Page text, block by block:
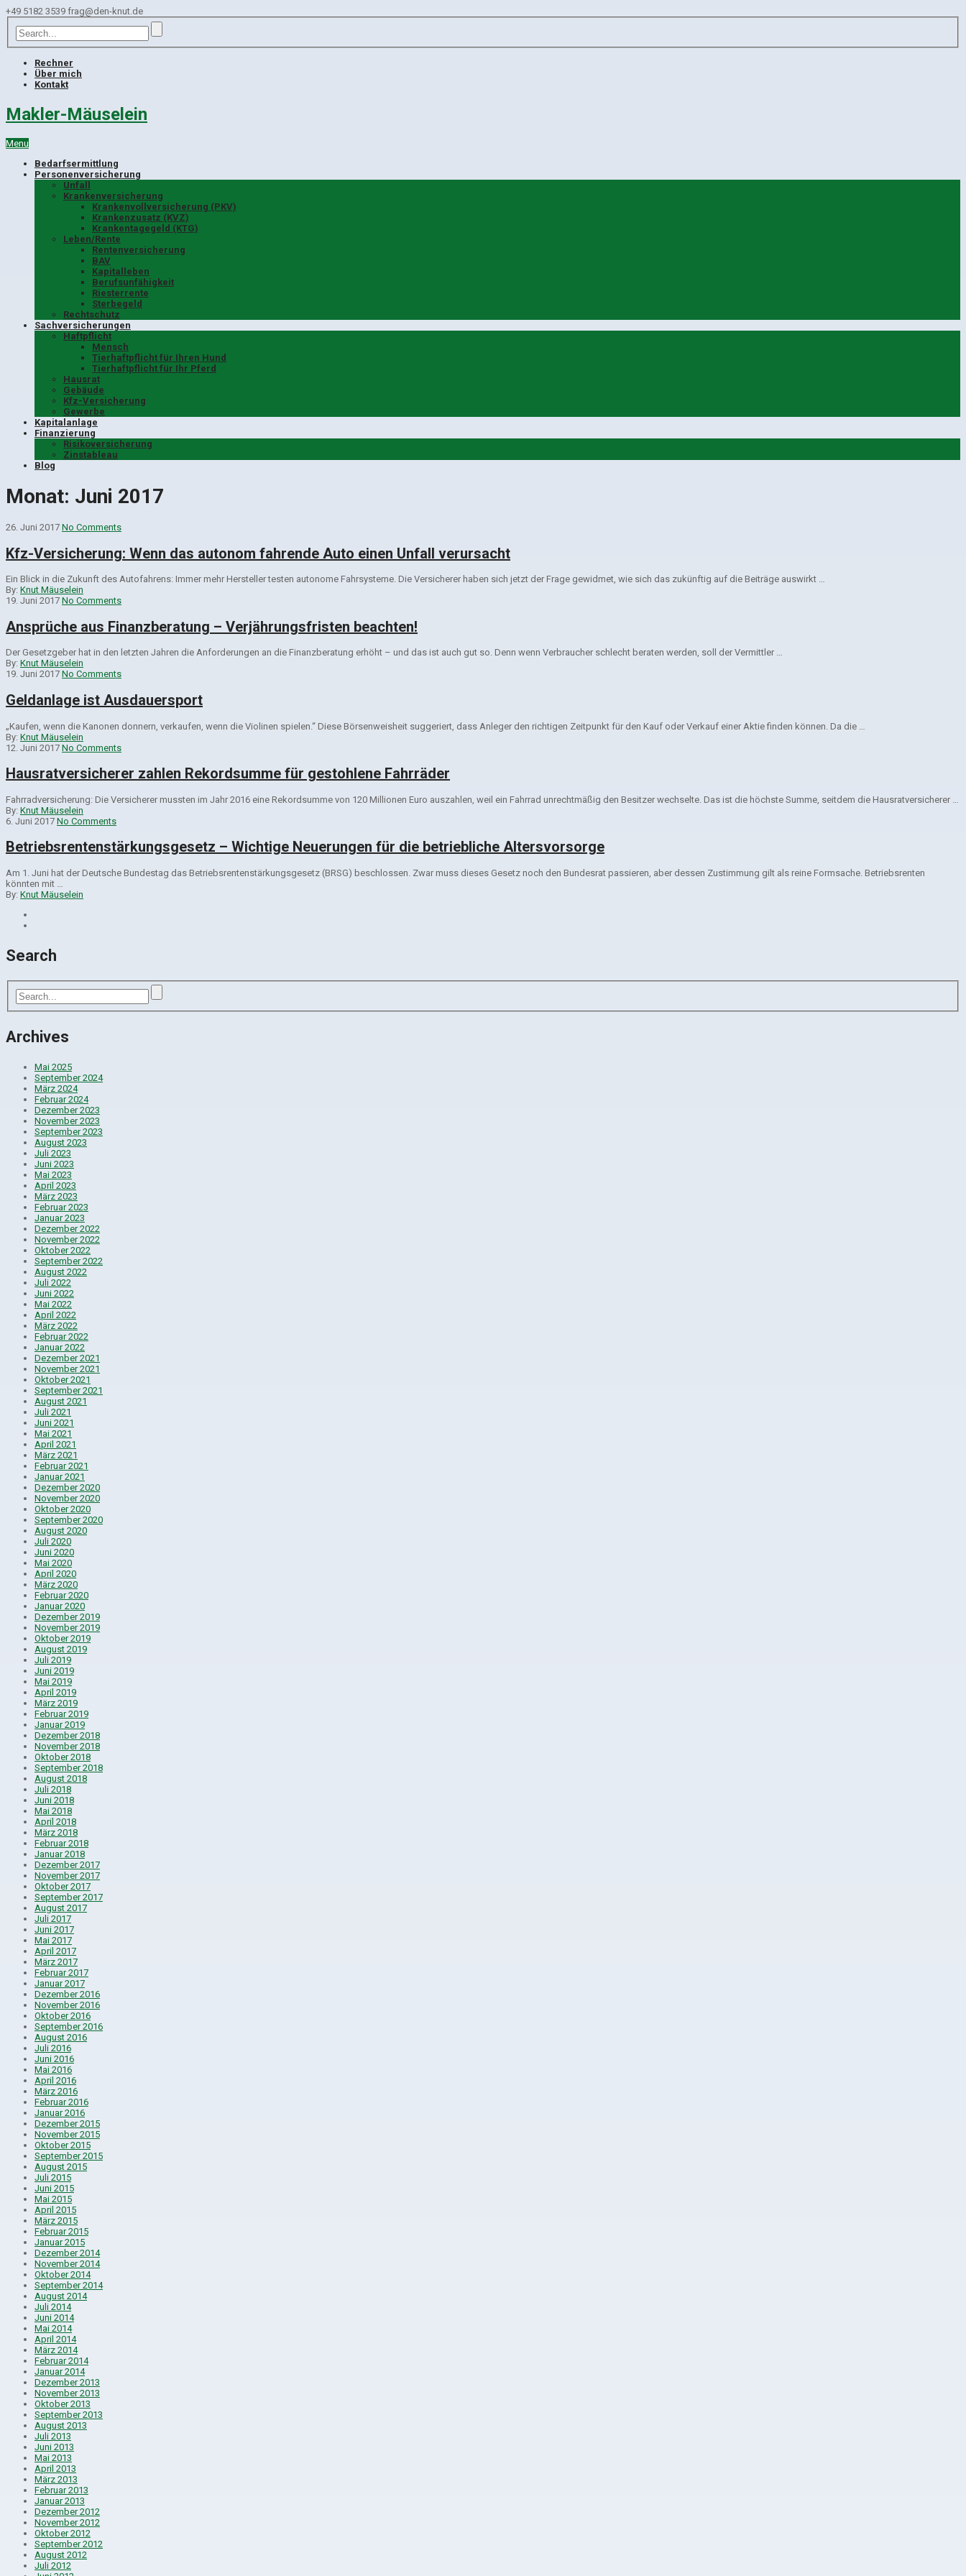
+49 5182 3539 frag@den-knut.de
Rechner
Über mich
Kontakt
Makler-Mäuselein
Menu
Bedarfsermittlung
Personenversicherung
Unfall
Krankenversicherung
Krankenvollversicherung (PKV)
Krankenzusatz (KVZ)
Krankentagegeld (KTG)
Leben/Rente
Rentenversicherung
BAV
Kapitalleben
Berufsunfähigkeit
Riesterrente
Sterbegeld
Rechtschutz
Sachversicherungen
Haftpflicht
Mensch
Tierhaftpflicht für Ihren Hund
Tierhaftpflicht für Ihr Pferd
Hausrat
Gebäude
Kfz-Versicherung
Gewerbe
Kapitalanlage
Finanzierung
Risikoversicherung
Zinstableau
Blog
Monat: Juni 2017
26. Juni 2017 No Comments
Kfz-Versicherung: Wenn das autonom fahrende Auto einen Unfall verursacht
Ein Blick in die Zukunft des Autofahrens: Immer mehr Hersteller testen autonome Fahrsysteme. Die Versicherer haben sich jetzt der Frage gewidmet, wie sich das zukünftig auf die Beiträge auswirkt …
By: Knut Mäuselein
19. Juni 2017 No Comments
Ansprüche aus Finanzberatung – Verjährungsfristen beachten!
Der Gesetzgeber hat in den letzten Jahren die Anforderungen an die Finanzberatung erhöht – und das ist auch gut so. Denn wenn Verbraucher schlecht beraten werden, soll der Vermittler …
By: Knut Mäuselein
19. Juni 2017 No Comments
Geldanlage ist Ausdauersport
„Kaufen, wenn die Kanonen donnern, verkaufen, wenn die Violinen spielen.“ Diese Börsenweisheit suggeriert, dass Anleger den richtigen Zeitpunkt für den Kauf oder Verkauf einer Aktie finden können. Da die …
By: Knut Mäuselein
12. Juni 2017 No Comments
Hausratversicherer zahlen Rekordsumme für gestohlene Fahrräder
Fahrradversicherung: Die Versicherer mussten im Jahr 2016 eine Rekordsumme von 120 Millionen Euro auszahlen, weil ein Fahrrad unrechtmäßig den Besitzer wechselte. Das ist die höchste Summe, seitdem die Hausratversicherer …
By: Knut Mäuselein
6. Juni 2017 No Comments
Betriebsrentenstärkungsgesetz – Wichtige Neuerungen für die betriebliche Altersvorsorge
Am 1. Juni hat der Deutsche Bundestag das Betriebsrentenstärkungsgesetz (BRSG) beschlossen. Zwar muss dieses Gesetz noch den Bundesrat passieren, aber dessen Zustimmung gilt als reine Formsache. Betriebsrenten
könnten mit …
By: Knut Mäuselein
Search
Archives
Mai 2025
September 2024
März 2024
Februar 2024
Dezember 2023
November 2023
September 2023
August 2023
Juli 2023
Juni 2023
Mai 2023
April 2023
März 2023
Februar 2023
Januar 2023
Dezember 2022
November 2022
Oktober 2022
September 2022
August 2022
Juli 2022
Juni 2022
Mai 2022
April 2022
März 2022
Februar 2022
Januar 2022
Dezember 2021
November 2021
Oktober 2021
September 2021
August 2021
Juli 2021
Juni 2021
Mai 2021
April 2021
März 2021
Februar 2021
Januar 2021
Dezember 2020
November 2020
Oktober 2020
September 2020
August 2020
Juli 2020
Juni 2020
Mai 2020
April 2020
März 2020
Februar 2020
Januar 2020
Dezember 2019
November 2019
Oktober 2019
August 2019
Juli 2019
Juni 2019
Mai 2019
April 2019
März 2019
Februar 2019
Januar 2019
Dezember 2018
November 2018
Oktober 2018
September 2018
August 2018
Juli 2018
Juni 2018
Mai 2018
April 2018
März 2018
Februar 2018
Januar 2018
Dezember 2017
November 2017
Oktober 2017
September 2017
August 2017
Juli 2017
Juni 2017
Mai 2017
April 2017
März 2017
Februar 2017
Januar 2017
Dezember 2016
November 2016
Oktober 2016
September 2016
August 2016
Juli 2016
Juni 2016
Mai 2016
April 2016
März 2016
Februar 2016
Januar 2016
Dezember 2015
November 2015
Oktober 2015
September 2015
August 2015
Juli 2015
Juni 2015
Mai 2015
April 2015
März 2015
Februar 2015
Januar 2015
Dezember 2014
November 2014
Oktober 2014
September 2014
August 2014
Juli 2014
Juni 2014
Mai 2014
April 2014
März 2014
Februar 2014
Januar 2014
Dezember 2013
November 2013
Oktober 2013
September 2013
August 2013
Juli 2013
Juni 2013
Mai 2013
April 2013
März 2013
Februar 2013
Januar 2013
Dezember 2012
November 2012
Oktober 2012
September 2012
August 2012
Juli 2012